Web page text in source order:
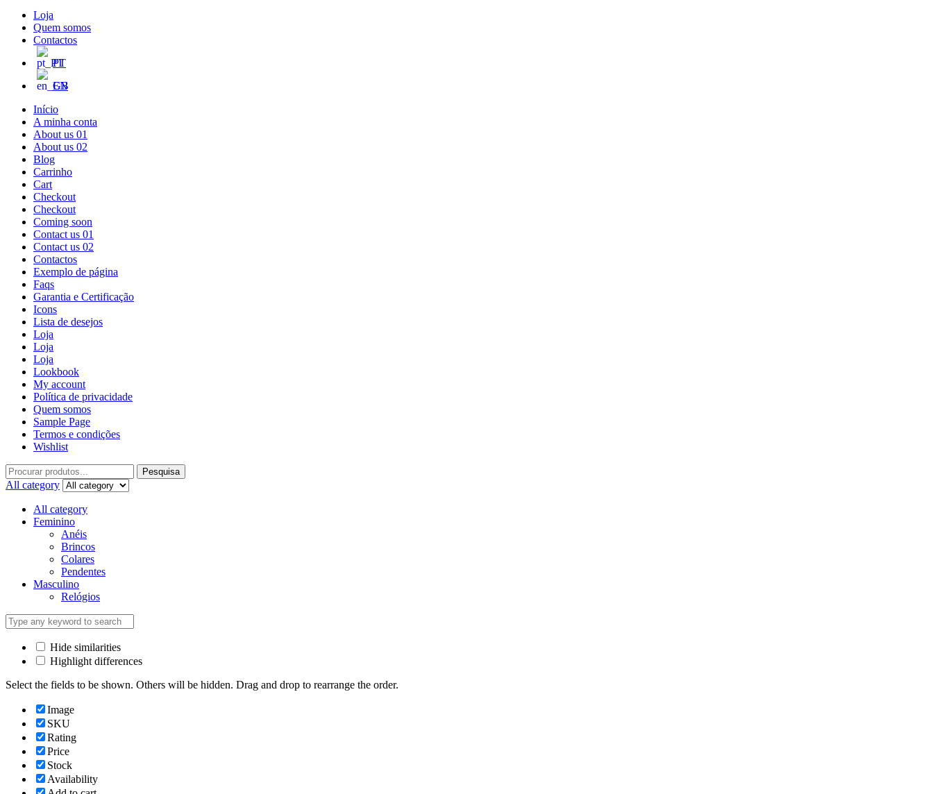
Loja
Quem somos
Contactos
PT
EN
Início
A minha conta
About us 01
About us 02
Blog
Carrinho
Cart
Checkout
Checkout
Coming soon
Contact us 01
Contact us 02
Contactos
Exemplo de página
Faqs
Garantia e Certificação
Icons
Lista de desejos
Loja
Loja
Loja
Lookbook
My account
Política de privacidade
Quem somos
Sample Page
Termos e condições
Wishlist
Pesquisa
All category
All category
Feminino
Anéis
Brincos
Colares
Pendentes
Masculino
Relógios
Hide similarities
Highlight differences
Select the fields to be shown. Others will be hidden. Drag and drop to rearrange the order.
Image
SKU
Rating
Price
Stock
Availability